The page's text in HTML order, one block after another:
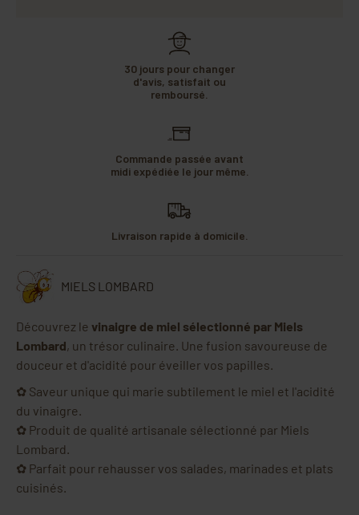
30 jours pour changer
d'avis, satisfait ou
remboursé.
Commande passée avant
midi expédiée le jour même.
Livraison rapide à domicile.
MIELS LOMBARD
Découvrez le vinaigre de miel sélectionné par Miels
Lombard, un trésor culinaire. Une fusion savoureuse de
douceur et d'acidité pour éveiller vos papilles.
✿ Saveur unique qui marie subtilement le miel et l'acidité
du vinaigre.
✿ Produit de qualité artisanale sélectionné par Miels
Lombard.
✿ Parfait pour rehausser vos salades, marinades et plats
cuisinés.